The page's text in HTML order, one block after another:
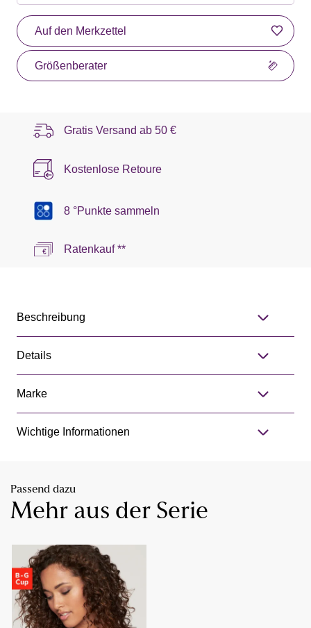
Auf den Merkzettel
Größenberater
Gratis Versand ab 50 €
Kostenlose Retoure
8 °Punkte sammeln
Ratenkauf **
Beschreibung
Details
Marke
Wichtige Informationen
Passend dazu
Mehr aus der Serie